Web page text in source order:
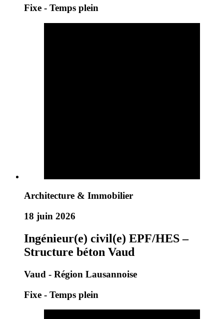
Fixe - Temps plein
Architecture & Immobilier
18 juin 2026
Ingénieur(e) civil(e) EPF/HES –
Structure béton Vaud
Vaud - Région Lausannoise
Fixe - Temps plein